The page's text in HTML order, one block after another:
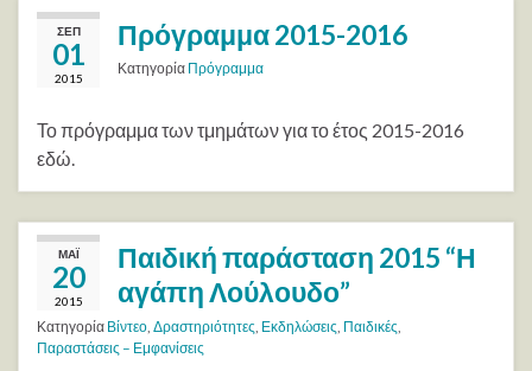
ΣΕΠ
01
2015
Πρόγραμμα 2015-2016
Κατηγορία Πρόγραμμα
Το πρόγραμμα των τμημάτων για το έτος 2015-2016
εδώ.
ΜΆΙ
20
2015
Παιδική παράσταση 2015 “Η
αγάπη Λούλουδο”
Κατηγορία Βίντεο, Δραστηριότητες, Εκδηλώσεις, Παιδικές,
Παραστάσεις – Εμφανίσεις